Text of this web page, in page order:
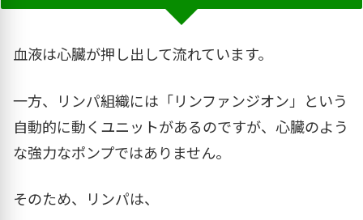
血液は心臓が押し出して流れています。
一方、リンパ組織には「リンファンジオン」という
自動的に動くユニットがあるのですが、心臓のよう
な強力なポンプではありません。
そのため、リンパは、